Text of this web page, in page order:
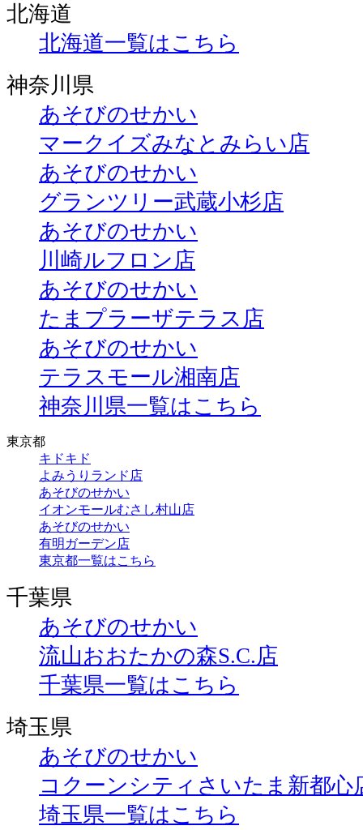
北海道
北海道一覧はこちら
神奈川県
あそびのせかい
マークイズみなとみらい店
あそびのせかい
グランツリー武蔵小杉店
あそびのせかい
川崎ルフロン店
あそびのせかい
たまプラーザテラス店
あそびのせかい
テラスモール湘南店
神奈川県一覧はこちら
東京都
キドキド
よみうりランド店
あそびのせかい
イオンモールむさし村山店
あそびのせかい
有明ガーデン店
東京都一覧はこちら
千葉県
あそびのせかい
流山おおたかの森S.C.店
千葉県一覧はこちら
埼玉県
あそびのせかい
コクーンシティさいたま新都心
埼玉県一覧はこちら